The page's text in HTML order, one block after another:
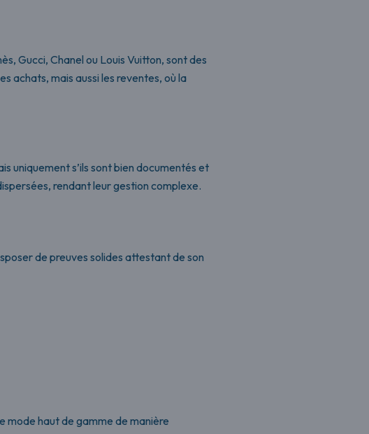
Gucci, Chanel ou Louis Vuitton, sont des
achats, mais aussi les reventes, où la
uniquement s’ils sont bien documentés et
rendant leur gestion complexe.
de preuves solides attestant de son
mode haut de gamme de manière